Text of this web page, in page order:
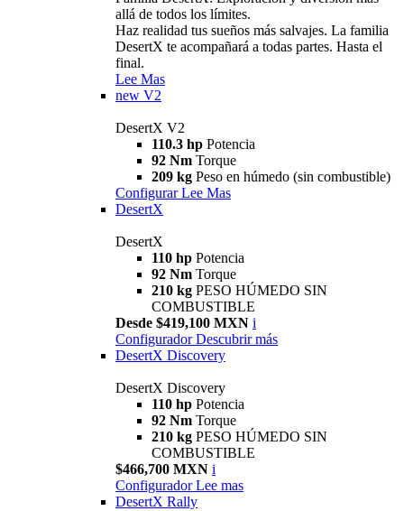
allá de todos los límites.
Haz realidad tus sueños más salvajes. La familia
DesertX te acompañará a todas partes. Hasta el
final.
Lee Mas
new V2
DesertX V2
110.3 hp Potencia
92 Nm Torque
209 kg Peso en húmedo (sin combustible)
Configurar Lee Mas
DesertX
DesertX
110 hp Potencia
92 Nm Torque
210 kg PESO HÚMEDO SIN
COMBUSTIBLE
Desde $419,100 MXN i
Configurador Descubrir más
DesertX Discovery
DesertX Discovery
110 hp Potencia
92 Nm Torque
210 kg PESO HÚMEDO SIN
COMBUSTIBLE
$466,700 MXN i
Configurador Lee mas
DesertX Rally